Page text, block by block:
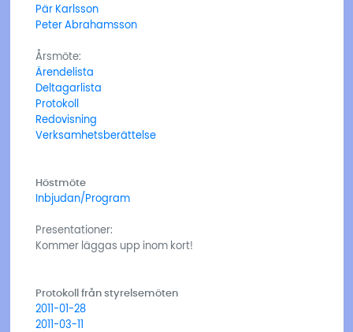
Pär Karlsson
Peter Abrahamsson
Årsmöte:
Ärendelista
Deltagarlista
Protokoll
Redovisning
Verksamhetsberättelse
Höstmöte
Inbjudan/Program
Presentationer:
Kommer läggas upp inom kort!
Protokoll från styrelsemöten
2011-01-28
2011-03-11